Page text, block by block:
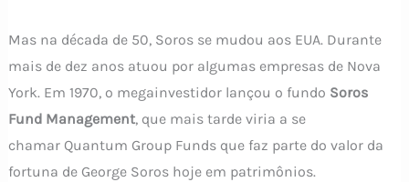
Mas na década de 50, Soros se mudou aos EUA. Durante
mais de dez anos atuou por algumas empresas de Nova
York. Em 1970, o megainvestidor lançou o fundo Soros
Fund Management, que mais tarde viria a se
chamar Quantum Group Funds que faz parte do valor da
fortuna de George Soros hoje em patrimônios.